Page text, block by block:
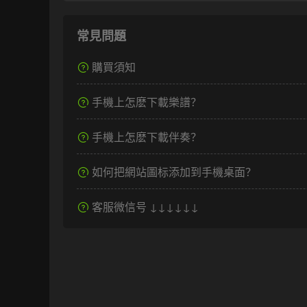
常見問題
購買須知
手機上怎麽下載樂譜？
手機上怎麽下載伴奏？
如何把網站圖标添加到手機桌面？
客服微信号 ↓↓↓↓↓↓